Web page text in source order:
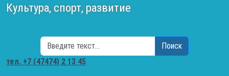
Культура, спорт, развитие
Поиск
Поиск
тел. +7 (47474) 2 13 45